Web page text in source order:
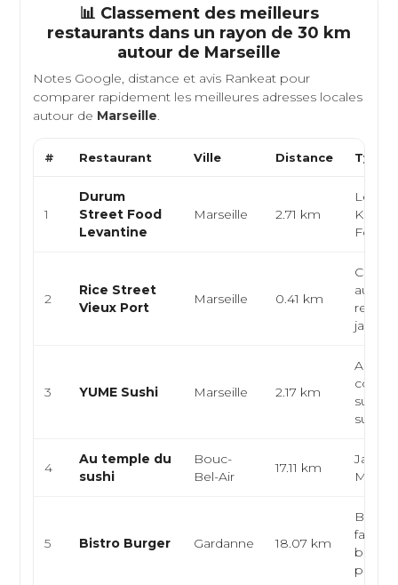
📊 Classement des meilleurs
restaurants dans un rayon de 30 km
autour de Marseille
Notes Google, distance et avis Rankeat pour
comparer rapidement les meilleures adresses locales
autour de Marseille.
# Restaurant Ville Distance Type
1
Durum
Street Food
Levantine
Marseille 2.71 km
Food
2
Rice Street
Vieux Port
Marseille 0.41 km
3 YUME Sushi Marseille 2.17 km
sushi
sushi,
4
Au temple du
sushi
Bouc-
Bel-Air
17.11 km
Maki
5 Bistro Burger Gardanne 18.07 km
fait
bistrot
pro...